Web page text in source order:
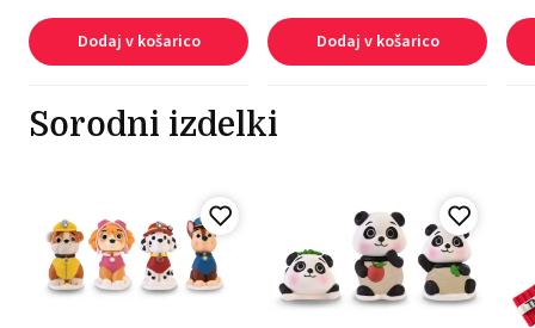
Dodaj v košarico Dodaj v košarico
Sorodni izdelki